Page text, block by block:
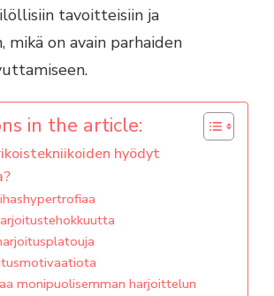
tavoitteisiin ja
mikä on avain parhaiden
in the article:
hyödyt
monipuolisemman harjoittelun